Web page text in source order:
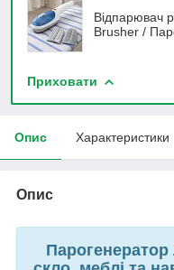
Відпарювач
Brusher /
Приховати
Опис Характеристики
Опис
Парогенератор